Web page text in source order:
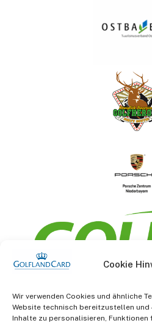
Cookie
Wir verwenden Cookies und ähnliche
Website technisch bereitzustellen und
Inhalte zu personalisieren, Funktionen
Information
AGB